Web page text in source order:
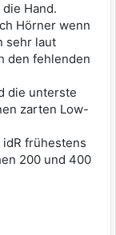
Hand.
Hörner wenn
sehr laut
den fehlenden
die unterste
zarten Low-
frühestens
200 und 400